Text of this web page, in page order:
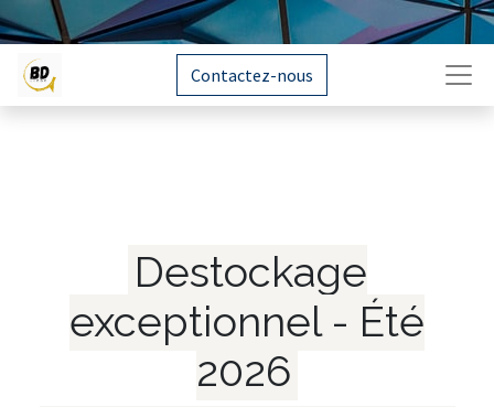
Contactez-nous
Destockage
exceptionnel - Été
2026